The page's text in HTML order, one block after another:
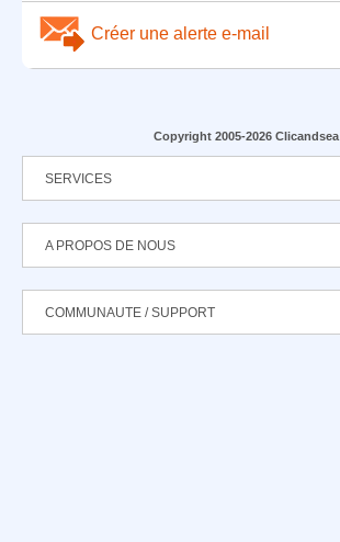
Créer une alerte e-mail
Copyright 2005-2026 Clicandsea
SERVICES
A PROPOS DE NOUS
COMMUNAUTE / SUPPORT